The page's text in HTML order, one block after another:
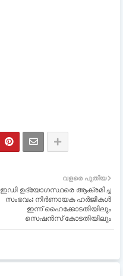
വളരെ പുതിയ
ഇഡി ഉദ്യോഗസ്ഥരെ ആക്രമിച്ച
സംഭവം: നിര്‍ണായക ഹര്‍ജികള്‍
ഇന്ന് ഹൈക്കോടതിയിലും
സെഷൻസ് കോടതിയിലും